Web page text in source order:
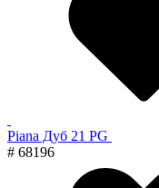
Piana Дуб 21 PG
# 68196